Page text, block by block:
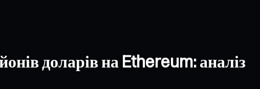
доларів на Ethereum: аналіз